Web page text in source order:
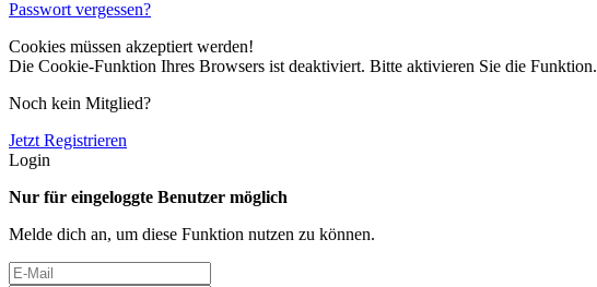
Passwort vergessen?
Cookies müssen akzeptiert werden!
Die Cookie-Funktion Ihres Browsers ist deaktiviert. Bitte aktivieren Sie die Funktion.
Noch kein Mitglied?
Jetzt Registrieren
Login
Nur für eingeloggte Benutzer möglich
Melde dich an, um diese Funktion nutzen zu können.